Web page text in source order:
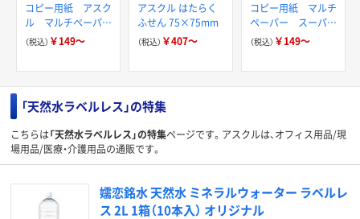
コピー用紙 アスク
ル マルチペーパー
スーパーホワイト+
（税込） ￥149～
アスクル はたらく
ふせん 75×75mm
（税込） ￥407～
コピー用紙 マルチ
ペーパー スーパー
エコノミー+
（税込） ￥149～
「天然水ラベルレス」の特集
こちらは「天然水ラベルレス」の特集ページです。アスクルは、オフィス用品/現
場用品/医療・介護用品の通販です。
嬬恋銘水 天然水 ミネラルウォーター ラベルレ
ス 2L 1箱（10本入） オリジナル